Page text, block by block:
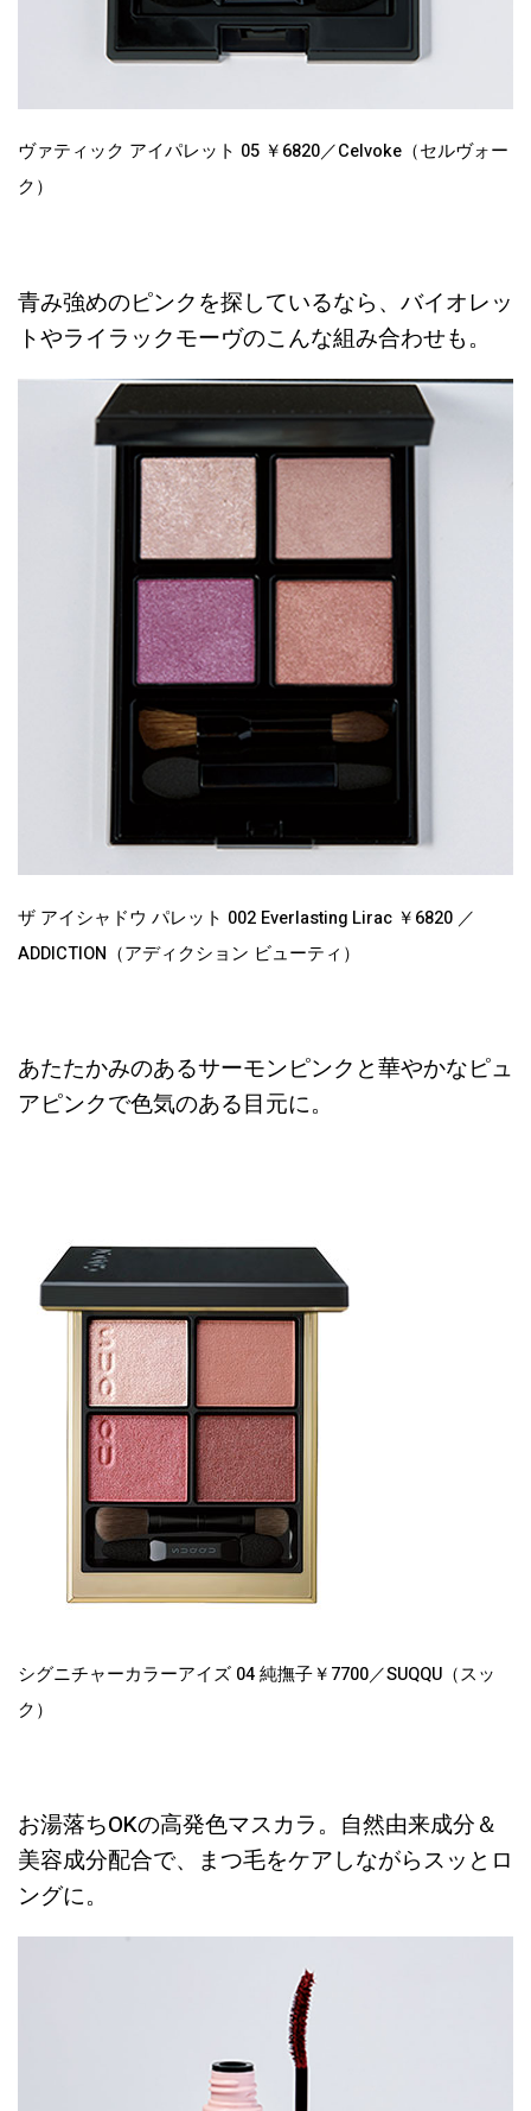
ヴァティック アイパレット 05 ￥6820／Celvoke（セルヴォー
ク）
青み強めのピンクを探しているなら、バイオレッ
トやライラックモーヴのこんな組み合わせも。
ザ アイシャドウ パレット 002 Everlasting Lirac ￥6820 ／
ADDICTION（アディクション ビューティ）
あたたかみのあるサーモンピンクと華やかなピュ
アピンクで色気のある目元に。
シグニチャーカラーアイズ 04 純撫子￥7700／SUQQU（スッ
ク）
お湯落ちOKの高発色マスカラ。自然由来成分＆
美容成分配合で、まつ毛をケアしながらスッとロ
ングに。